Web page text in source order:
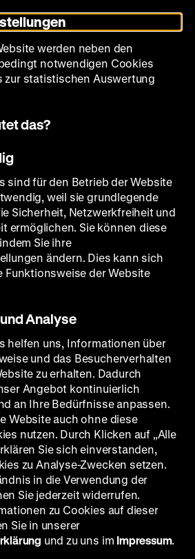
2004, 20.30 Uhr
D: Vlastimil Brodský, Erwin
Henry Hübchen, Armin Mueller-
jüdischen Ghetto im Jahre
(Vlastimil Brodský) wegen
der Ausgangssperre von
Revier geschickt. Durch
Leben davon und schnappt
Radiomeldung über den
Armee auf. Er möchte die
weitergeben, um
hat aber Angst, man würde ihn
zur Gestapo für einen
er zu einer List. Er gibt vor, ein
Die Menschen im Ghetto
werden neben den
notwendigen Cookies
zur statistischen Auswertung
das?
sind für den Betrieb der Website
weil sie grundlegende
Sicherheit, Netzwerkfreiheit und
ermöglichen. Sie können diese
Sie ihre
ändern. Dies kann sich
Funktionsweise der Website
Analyse
helfen uns, Informationen über
und das Besucherverhalten
zu erhalten. Dadurch
Angebot kontinuierlich
an Ihre Bedürfnisse anpassen.
Website auch ohne diese
nutzen. Durch Klicken auf „Alle
Sie sich einverstanden,
zu Analyse-Zwecken setzen.
in die Verwendung der
Sie jederzeit widerrufen.
zu Cookies auf dieser
Sie in unserer
und zu uns im Impressum.